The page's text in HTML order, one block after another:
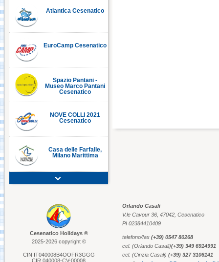
Atlantica Cesenatico
EuroCamp Cesenatico
Spazio Pantani -
Museo Marco Pantani
Cesenatico
NOVE COLLI 2021
Cesenatico
Casa delle Farfalle,
Milano Marittima
Adriatic Golf Club
Mirabilandia Ravenna
Aquafan Riccione
Cesenatico Holidays ®
2025-2026 copyright ©
CIN IT040008B4OOFR3GGG
CIR 040008-CV-00008
Orlando Casali
V.le Cavour 36, 47042, Cesenatico
PI 02384410409
telefono/fax (+39) 0547 80268
cel. (Orlando Casali)(+39) 349 6914991
cel. (Cinzia Casali) (+39) 327 3106141